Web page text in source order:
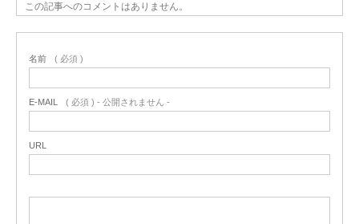
この記事へのコメントはありません。
名前 ( 必須 )
E-MAIL ( 必須 ) - 公開されません -
URL